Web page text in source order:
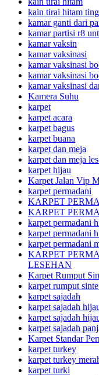
kain tirai hitam
kamar ganti dari
kamar partisi r8
kamar vaksin
kamar vaksinasi
kamar vaksinasi
kamar vaksinasi
kamar vaksinasi
Kamera Suhu
karpet
karpet acara
karpet bagus
karpet buana
karpet dan meja
karpet dan meja
karpet hijau
Karpet Jalan Vip
karpet permadani
KARPET
KARPET
karpet permadani
karpet permadani
karpet permadani
KARPET
LESEHAN
Karpet Rumput
karpet rumput
karpet sajadah
karpet sajadah
karpet sajadah
karpet sajadah
Karpet Standar
karpet turkey
karpet turkey
karpet turki